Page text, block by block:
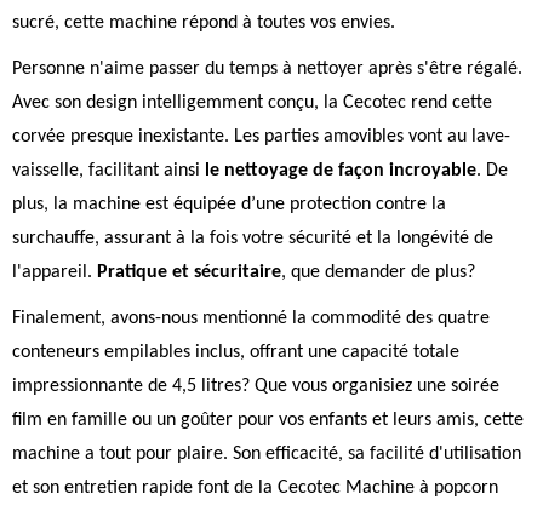
sucré, cette machine répond à toutes vos envies.
Personne n'aime passer du temps à nettoyer après s'être régalé.
Avec son design intelligemment conçu, la Cecotec rend cette
corvée presque inexistante. Les parties amovibles vont au lave-
vaisselle, facilitant ainsi le nettoyage de façon incroyable. De
plus, la machine est équipée d’une protection contre la
surchauffe, assurant à la fois votre sécurité et la longévité de
l'appareil. Pratique et sécuritaire, que demander de plus?
Finalement, avons-nous mentionné la commodité des quatre
conteneurs empilables inclus, offrant une capacité totale
impressionnante de 4,5 litres? Que vous organisiez une soirée
film en famille ou un goûter pour vos enfants et leurs amis, cette
machine a tout pour plaire. Son efficacité, sa facilité d'utilisation
et son entretien rapide font de la Cecotec Machine à popcorn